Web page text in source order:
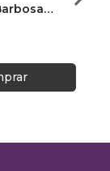
R$